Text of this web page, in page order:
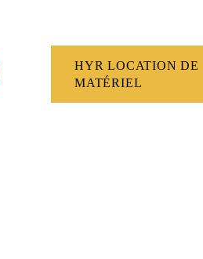
HYR LOCATION DE
MATÉRIEL